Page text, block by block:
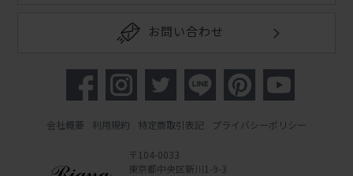
お問い合わせ
会社概要 利用規約 特定商取引表記 プライバシーポリシー
〒104-0033
東京都中央区新川1-9-3